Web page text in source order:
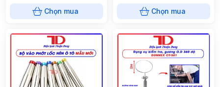
Chọn mua Chọn mua